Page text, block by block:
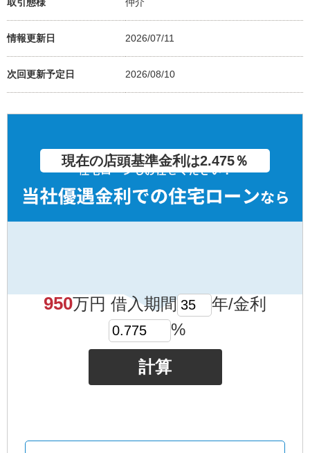
情報更新日 2026/07/11
次回更新予定日 2026/08/10
現在の店頭基準金利は2.475％
950万円 借入期間
年/金利
%
計算